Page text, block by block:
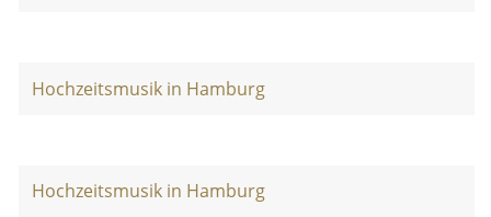
Hochzeitsmusik in Hamburg
Hochzeitsmusik in Hamburg